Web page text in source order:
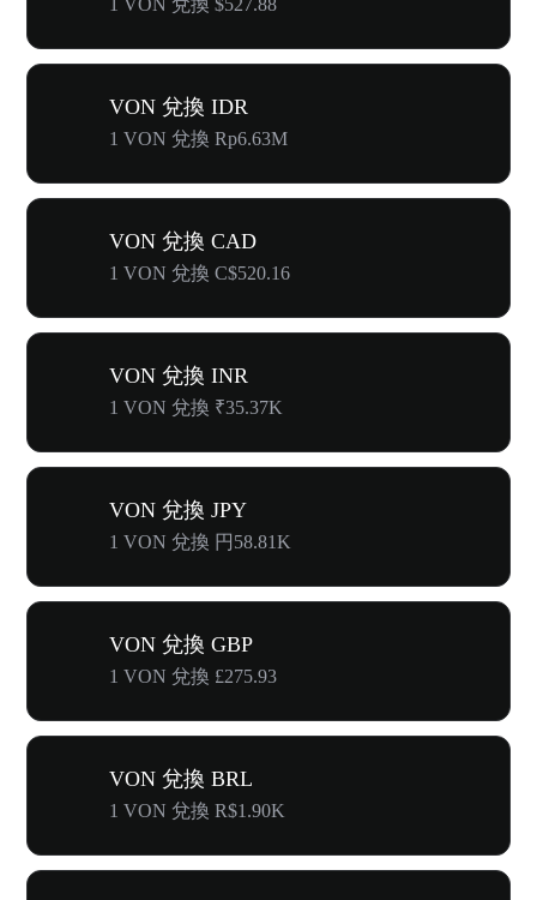
1 VON 兌換 $527.88
VON 兌換 IDR
1 VON 兌換 Rp6.63M
VON 兌換 CAD
1 VON 兌換 C$520.16
VON 兌換 INR
1 VON 兌換 ₹35.37K
VON 兌換 JPY
1 VON 兌換 円58.81K
VON 兌換 GBP
1 VON 兌換 £275.93
VON 兌換 BRL
1 VON 兌換 R$1.90K